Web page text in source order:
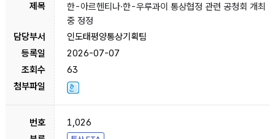
한-아르헨티나·한-우루과이 통상협정 관련 공청회 개최
중 정정
인도태평양통상기획팀
2026-07-07
63
1,026